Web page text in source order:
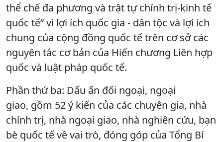
thể chế đa phương và trật tự chính trị-kinh tế
quốc tế” vì lợi ích quốc gia - dân tộc và lợi ích
chung của cộng đồng quốc tế trên cơ sở các
nguyên tắc cơ bản của Hiến chương Liên hợp
quốc và luật pháp quốc tế.
Phần thứ ba: Dấu ấn đối ngoại, ngoại
giao, gồm 52 ý kiến của các chuyên gia, nhà
chính trị, nhà ngoại giao, nhà nghiên cứu, bạn
bè quốc tế về vai trò, đóng góp của Tổng Bí